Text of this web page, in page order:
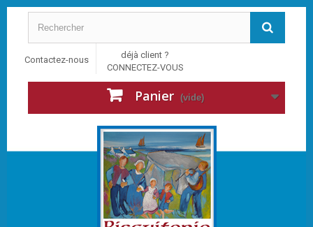
Contactez-nous
déjà client ?
CONNECTEZ-VOUS
Panier (vide)